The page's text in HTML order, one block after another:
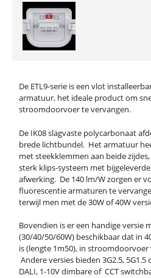
De ETL9-serie is een vlot
armatuur, het ideale product om
stroomdoorvoer te vervangen.
De IK08 slagvaste polycarbonaat
brede lichtbundel. Het armatuur
met steekklemmen aan beide
sterk klips-systeem met
afwerking. De 140 lm/W zorgen er
fluorescentie armaturen te
terwijl men met de 30W of 40W
Bovendien is er een handige versie
(30/40/50/60W) beschikbaar dat in
is (lengte 1m50), in stroomdoorvoer
Andere versies bieden 3G2.5,
DALI, 1-10V dimbare of CCT